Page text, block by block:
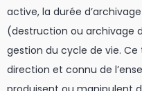
active, la durée
(destruction ou archivage
gestion du cycle de vie.
direction et connu de